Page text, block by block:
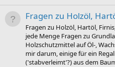
Fragen zu Holzöl,
Fragen zu Holzöl, Hartöl,
jede Menge Fragen zu
Holzschutzmittel auf Öl-,
mir darum, einige für ein
('stabverleimt'?) aus dem